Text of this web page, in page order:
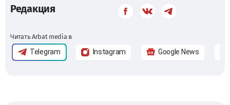
Редакция
Читать Arbat media в
Telegram Instagram Google News